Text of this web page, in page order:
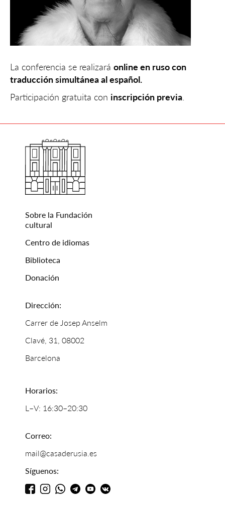
La conferencia se realizará online en ruso con
traducción simultánea al español.
Participación gratuita con inscripción previa
Sobre la Fundación
cultural
Centro de idiomas
Biblioteca
Donación
Dirección:
Carrer de Josep Anselm
Clavé, 31, 08002
Barcelona
Horarios:
L–V: 16:30–20:30
Correo:
mail@casaderusia.es
Síguenos: